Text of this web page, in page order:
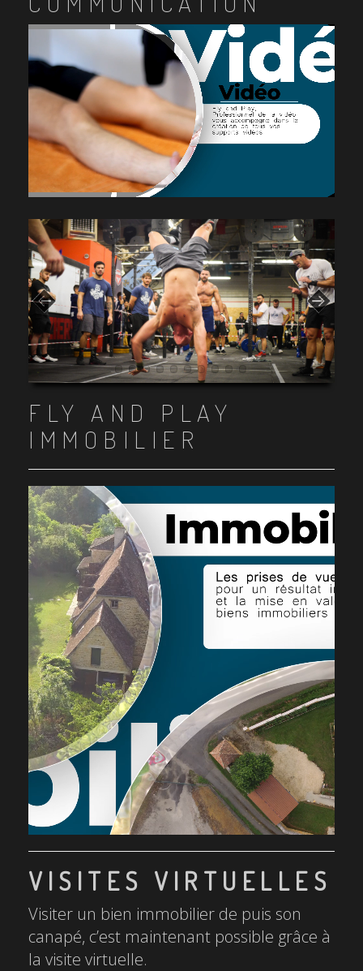
Item 1
Item 2
Item 3
Item 4
Item 5
Item 6
Item 7
Item 8
Item 9
Item 10
FLY AND PLAY
IMMOBILIER
VISITES VIRTUELLES
Visiter un bien immobilier de puis son
canapé, c’est maintenant possible grâce à
la visite virtuelle.